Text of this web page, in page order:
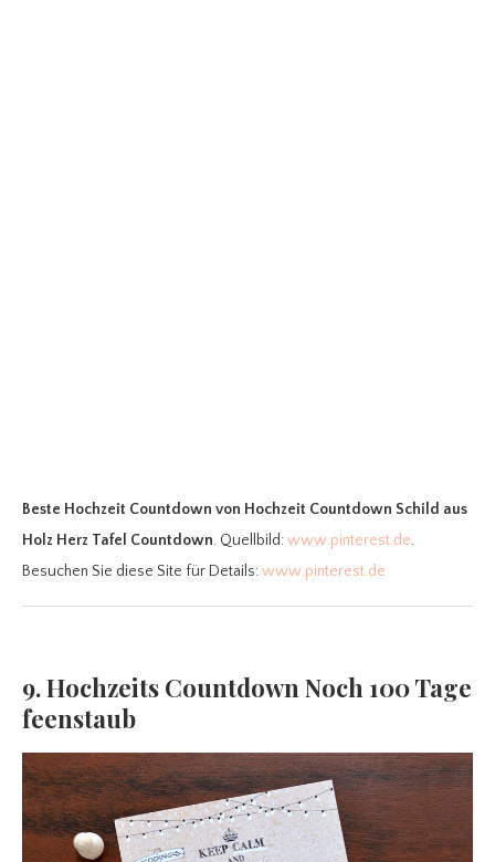
Beste Hochzeit Countdown von Hochzeit Countdown Schild aus
Holz Herz Tafel Countdown. Quellbild:www.pinterest.de.
Besuchen Sie diese Site für Details:www.pinterest.de
9. Hochzeits Countdown Noch 100 Tage
feenstaub